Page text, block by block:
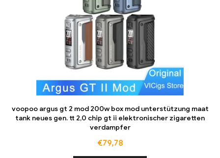
voopoo argus gt 2 mod 200w box mod unterstützung maat
tank neues gen. tt 2,0 chip gt ii elektronischer zigaretten
verdampfer
€79,78